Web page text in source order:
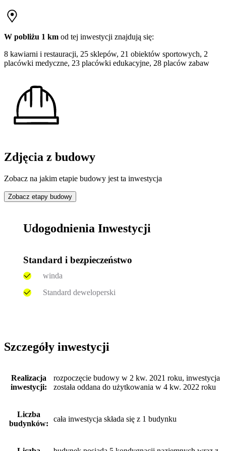
W pobliżu 1 km od tej inwestycji znajdują się:
8 kawiarni i restauracji, 25 sklepów, 21 obiektów sportowych, 2
placówki medyczne, 23 placówki edukacyjne, 28 placów zabaw
Zdjęcia z budowy
Zobacz na jakim etapie budowy jest ta inwestycja
Zobacz etapy budowy
Udogodnienia Inwestycji
Standard i bezpieczeństwo
winda
Standard deweloperski
Szczegóły inwestycji
Realizacja
inwestycji:
rozpoczęcie budowy w 2 kw. 2021 roku, inwestycja
została oddana do użytkowania w 4 kw. 2022 roku
Liczba
budynków:
cała inwestycja składa się z 1 budynku